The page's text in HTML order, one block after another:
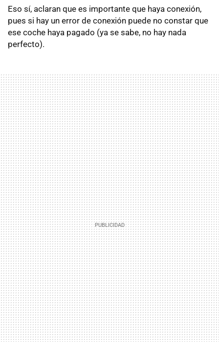
Eso sí, aclaran que es importante que haya conexión,
pues si hay un error de conexión puede no constar que
ese coche haya pagado (ya se sabe, no hay nada
perfecto).